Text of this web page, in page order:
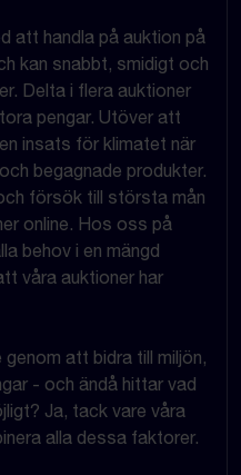
att handla på auktion på
kan snabbt, smidigt och
Delta i flera auktioner
pengar. Utöver att
insats för klimatet när
begagnade produkter.
försök till största mån
online. Hos oss på
behov i en mängd
våra auktioner har
att bidra till miljön,
- och ändå hittar vad
Ja, tack vare våra
alla dessa faktorer.